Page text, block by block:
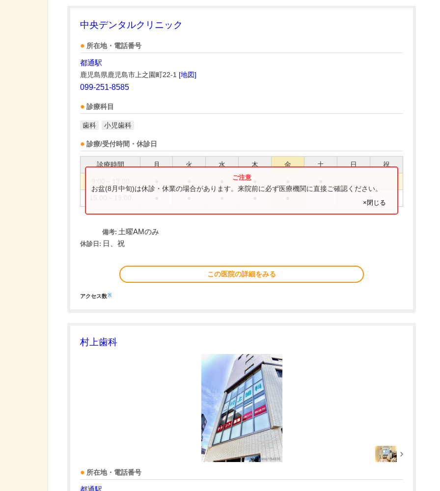
中央デンタルクリニック
所在地・電話番号
都通駅
鹿児島県鹿児島市上之園町22-1 [地図]
099-251-8585
診療科目
歯科 小児歯科
診療/受付時間・休診日
診療時間 月 火 水 木 金 土 日 祝
お盆(8月中旬)は休診・休業の場合があります。来院前に必ず医療機関に直接ご確認ください。
×閉じる
備考: 土曜AMのみ
休診日: 日、祝
この医院の詳細をみる
アクセス数※
村上歯科
所在地・電話番号
都通駅